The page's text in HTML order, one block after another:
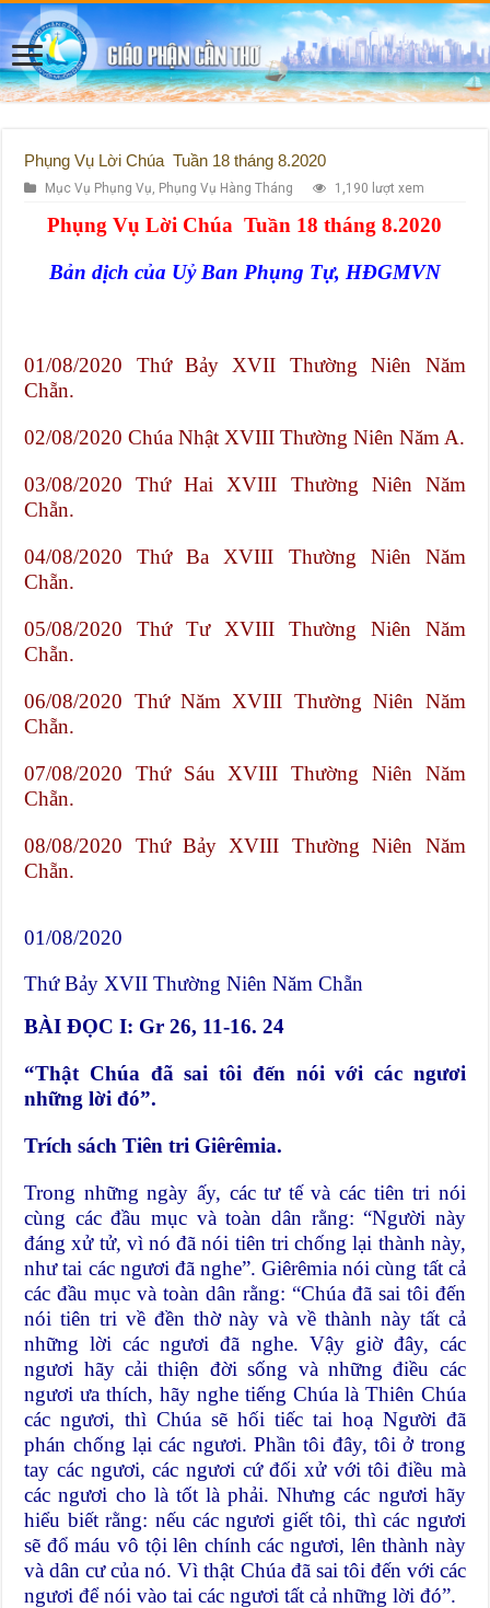
Phụng Vụ Lời Chúa Tuần 18 tháng 8.2020
Mục Vụ Phụng Vụ Phụng Vụ Hàng Tháng 1,190 lượt xem
Phụng Vụ Lời Chúa Tuần 18 tháng 8.2020
Bản dịch của Uỷ Ban Phụng Tự, HĐGMVN
01/08/2020 Thứ Bảy XVII Thường Niên Năm
Chẵn.
02/08/2020 Chúa Nhật XVIII Thường Niên Năm A.
03/08/2020 Thứ Hai XVIII Thường Niên Năm
Chẵn.
04/08/2020 Thứ Ba XVIII Thường Niên Năm
Chẵn.
05/08/2020 Thứ Tư XVIII Thường Niên Năm
Chẵn.
06/08/2020 Thứ Năm XVIII Thường Niên Năm
Chẵn.
07/08/2020 Thứ Sáu XVIII Thường Niên Năm
Chẵn.
08/08/2020 Thứ Bảy XVIII Thường Niên Năm
Chẵn.
01/08/2020
Thứ Bảy XVII Thường Niên Năm Chẵn
BÀI ĐỌC I: Gr 26, 11-16. 24
“Thật Chúa đã sai tôi đến nói với các ngươi
những lời đó”.
Trích sách Tiên tri Giêrêmia.
Trong những ngày ấy, các tư tế và các tiên tri nói
cùng các đầu mục và toàn dân rằng: “Người này
đáng xử tử, vì nó đã nói tiên tri chống lại thành này,
như tai các ngươi đã nghe”. Giêrêmia nói cùng tất cả
các đầu mục và toàn dân rằng: “Chúa đã sai tôi đến
nói tiên tri về đền thờ này và về thành này tất cả
những lời các ngươi đã nghe. Vậy giờ đây, các
ngươi hãy cải thiện đời sống và những điều các
ngươi ưa thích, hãy nghe tiếng Chúa là Thiên Chúa
các ngươi, thì Chúa sẽ hối tiếc tai hoạ Người đã
phán chống lại các ngươi. Phần tôi đây, tôi ở trong
tay các ngươi, các ngươi cứ đối xử với tôi điều mà
các ngươi cho là tốt là phải. Nhưng các ngươi hãy
hiểu biết rằng: nếu các ngươi giết tôi, thì các ngươi
sẽ đổ máu vô tội lên chính các ngươi, lên thành này
và dân cư của nó. Vì thật Chúa đã sai tôi đến với các
ngươi để nói vào tai các ngươi tất cả những lời đó”.